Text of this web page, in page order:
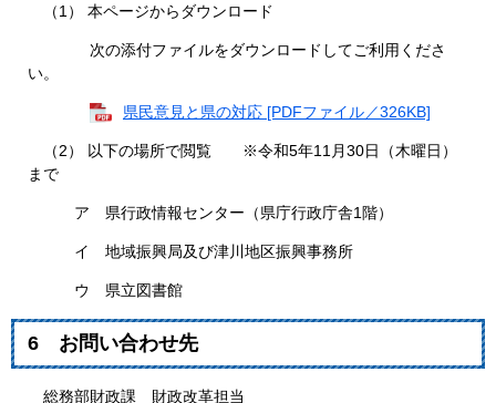
（1） 本ページからダウンロード
次の添付ファイルをダウンロードしてご利用くださ
い。
県民意見と県の対応 [PDFファイル／326KB]
（2） 以下の場所で閲覧 ※令和5年11月30日（木曜日）
まで
ア 県行政情報センター（県庁行政庁舎1階）
イ 地域振興局及び津川地区振興事務所
ウ 県立図書館
6 お問い合わせ先
総務部財政課 財政改革担当